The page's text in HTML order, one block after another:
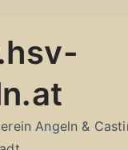
Angeln &